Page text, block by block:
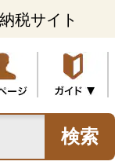
税サイト
検索